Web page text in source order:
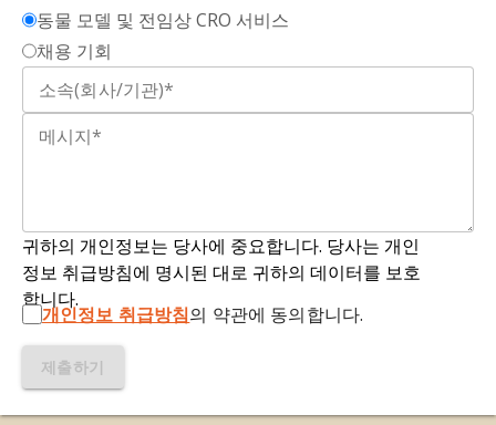
동물 모델 및 전임상 CRO 서비스
채용 기회
귀하의 개인정보는 당사에 중요합니다. 당사는 개인
정보 취급방침에 명시된 대로 귀하의 데이터를 보호
합니다.
개인정보 취급방침의 약관에 동의합니다.
제출하기